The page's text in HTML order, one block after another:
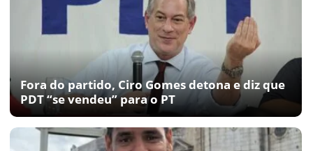
Fora do partido, Ciro Gomes detona e diz que
PDT “se vendeu” para o PT